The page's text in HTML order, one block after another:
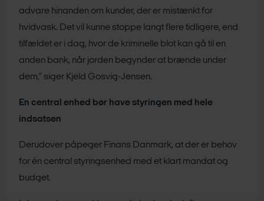
advare hinanden om kunder, der er mistænkt for
hvidvask. Det vil kunne stoppe langt flere tidligere, end
tilfældet er i dag, hvor de kriminelle blot kan gå til en
anden bank, når jorden begynder at brænde under
dem,” siger Kjeld Gosvig-Jensen.
En central enhed bør have styringen med hele
indsatsen
Derudover påpeger Finans Danmark, at der er behov
for én central styringsenhed med et klart mandat og
budget.